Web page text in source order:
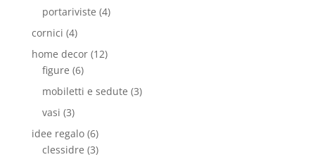
portariviste (4)
cornici (4)
home decor(12)
figure (6)
mobiletti e sedute (3)
vasi (3)
idee regalo(6)
clessidre (3)